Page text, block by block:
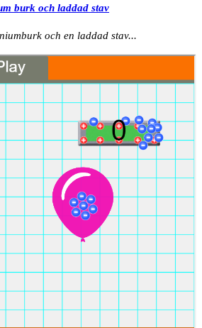
burk och laddad stav
och en laddad stav...